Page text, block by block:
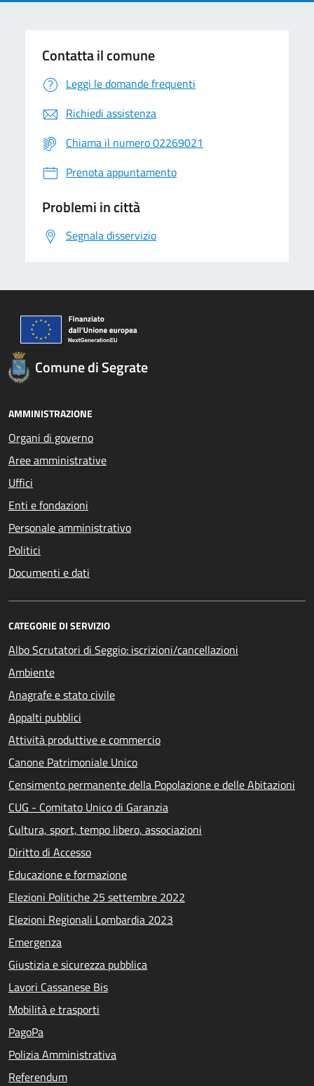
Contatta il comune
Leggi le domande frequenti
Richiedi assistenza
Chiama il numero 02269021
Prenota appuntamento
Problemi in città
Segnala disservizio
Comune di Segrate
AMMINISTRAZIONE
Organi di governo
Aree amministrative
Uffici
Enti e fondazioni
Personale amministrativo
Politici
Documenti e dati
CATEGORIE DI SERVIZIO
Albo Scrutatori di Seggio: iscrizioni/cancellazioni
Ambiente
Anagrafe e stato civile
Appalti pubblici
Attività produttive e commercio
Canone Patrimoniale Unico
Censimento permanente della Popolazione e delle Abitazioni
CUG - Comitato Unico di Garanzia
Cultura, sport, tempo libero, associazioni
Diritto di Accesso
Educazione e formazione
Elezioni Politiche 25 settembre 2022
Elezioni Regionali Lombardia 2023
Emergenza
Giustizia e sicurezza pubblica
Lavori Cassanese Bis
Mobilità e trasporti
PagoPa
Polizia Amministrativa
Referendum